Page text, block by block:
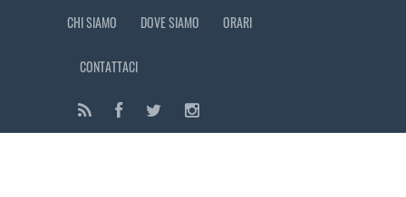
CHI SIAMO DOVE SIAMO ORARI
CONTATTACI